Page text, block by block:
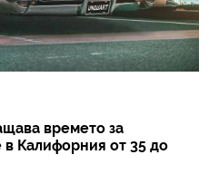
времето за
Калифорния от 35 до